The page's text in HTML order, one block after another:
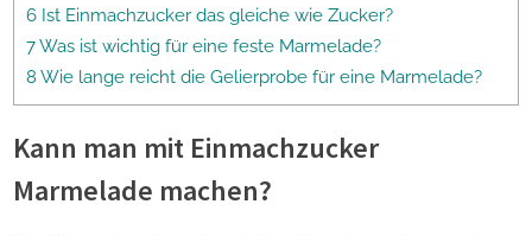
6 Ist Einmachzucker das gleiche wie Zucker?
7 Was ist wichtig für eine feste Marmelade?
8 Wie lange reicht die Gelierprobe für eine Marmelade?
Kann man mit Einmachzucker
Marmelade machen?